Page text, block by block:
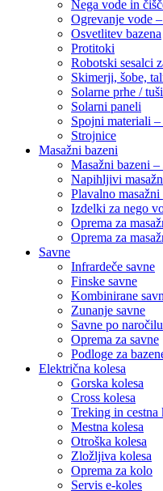
Nega vode in
Ogrevanje vode
Osvetlitev bazena
Protitoki
Robotski sesalci
Skimerji, šobe,
Solarne prhe / tuši
Solarni paneli
Spojni materiali
Strojnice
Masažni bazeni
Masažni bazeni –
Napihljivi
Plavalno
Izdelki za nego
Oprema za
Oprema za
Savne
Infrardeče savne
Finske savne
Kombinirane
Zunanje savne
Savne po naročilu
Oprema za savne
Podloge za
Električna kolesa
Gorska kolesa
Cross kolesa
Treking in cestna
Mestna kolesa
Otroška kolesa
Zložljiva kolesa
Oprema za kolo
Servis e-koles